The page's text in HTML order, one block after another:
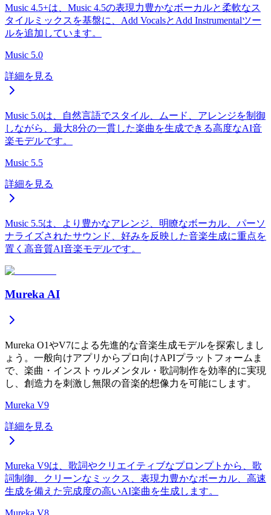
Music 4.5+は、Music 4.5の表現力豊かなボーカルと柔軟なス
タイルミックスを基盤に、Add VocalsとAdd Instrumentalツー
ルを追加しています。
Music 5.0
詳細を見る
Music 5.0は、自然言語でスタイル、ムード、アレンジを制御
しながら、最大8分の一貫した楽曲を生成できる高度なAI音
楽モデルです。
Music 5.5
詳細を見る
Music 5.5は、より豊かなアレンジ、明瞭なボーカル、パーソ
ナライズされたサウンド、好みを反映した音楽生成に重点を
置く高音質AI音楽モデルです。
Mureka AI
Mureka O1やV7による先進的な音楽生成モデルを探索しまし
ょう。一般向けアプリからプロ向けAPIプラットフォームま
で、楽曲・インストゥルメンタル・歌詞制作を効率的に実現
し、創造力を刺激し無限の音楽的想像力を可能にします。
Mureka V9
詳細を見る
Mureka V9は、歌詞やクリエイティブなプロンプトから、歌
詞制御、クリーンなミックス、表現力豊かなボーカル、高速
生成を備えた完成度の高いAI楽曲を生成します。
Mureka V8